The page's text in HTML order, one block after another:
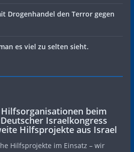
Drogenhandel den Terror gegen
es viel zu selten sieht.
beim
Israelkongress
Hilfsprojekte aus Israel
Hilfsprojekte im Einsatz – wir